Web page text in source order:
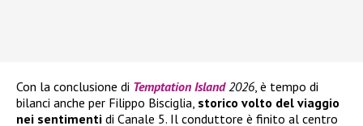
Con la conclusione di Temptation Island2026, è tempo di
bilanci anche per Filippo Bisciglia, storico volto del viaggio
nei sentimenti di Canale 5. Il conduttore è finito al centro